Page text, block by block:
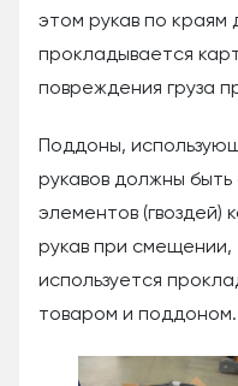
этом рукав по краям
прокладывается
повреждения груза
Поддоны,
рукавов должны
элементов (гвоздей)
рукав при
используется
товаром и поддоном.